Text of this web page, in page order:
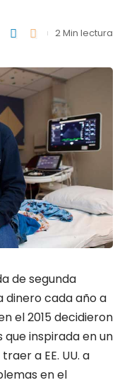
2 Min lectura
de segunda
dinero cada año a
el 2015 decidieron
que inspirada en un
a EE. UU. a
en el